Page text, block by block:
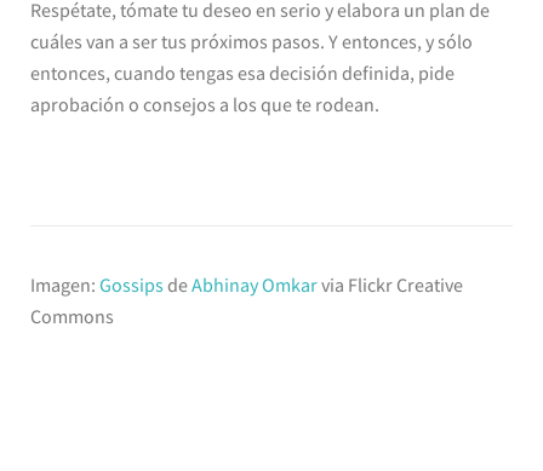
Respétate, tómate tu deseo en serio y elabora un plan de
cuáles van a ser tus próximos pasos. Y entonces, y sólo
entonces, cuando tengas esa decisión definida, pide
aprobación o consejos a los que te rodean.
Imagen: Gossips deAbhinay Omkarvia Flickr Creative
Commons